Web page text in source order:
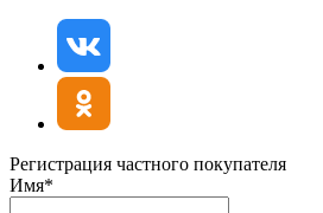
Регистрация частного покупателя
Имя*